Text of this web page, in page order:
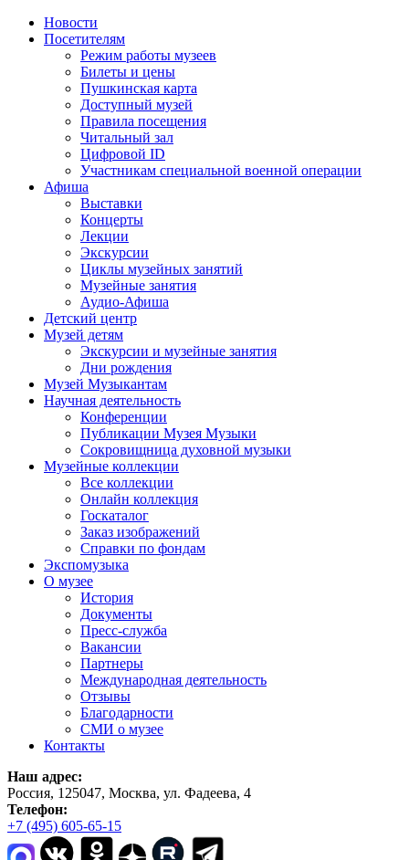
Новости
Посетителям
Режим работы музеев
Билеты и цены
Пушкинская карта
Доступный музей
Правила посещения
Читальный зал
Цифровой ID
Участникам специальной военной операции
Афиша
Выставки
Концерты
Лекции
Экскурсии
Циклы музейных занятий
Музейные занятия
Аудио-Афиша
Детский центр
Музей детям
Экскурсии и музейные занятия
Дни рождения
Музей Музыкантам
Научная деятельность
Конференции
Публикации Музея Музыки
Сокровищница духовной музыки
Музейные коллекции
Все коллекции
Онлайн коллекция
Госкаталог
Заказ изображений
Справки по фондам
Экспомузыка
О музее
История
Документы
Пресс-служба
Вакансии
Партнеры
Международная деятельность
Отзывы
Благодарности
СМИ о музее
Контакты
Наш адрес:
Россия, 125047, Москва, ул. Фадеева, 4
Телефон:
+7 (495) 605-65-15